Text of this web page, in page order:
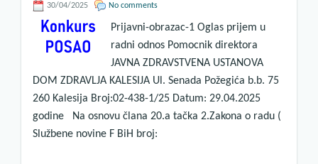
30/04/2025 No comments
Prijavni-obrazac-1 Oglas prijem u
radni odnos Pomocnik direktora
JAVNA ZDRAVSTVENA USTANOVA
DOM ZDRAVLJA KALESIJA Ul. Senada Požegića b.b. 75
260 Kalesija Broj:02-438-1/25 Datum: 29.04.2025
godine Na osnovu člana 20.a tačka 2.Zakona o radu (
Službene novine F BiH broj: